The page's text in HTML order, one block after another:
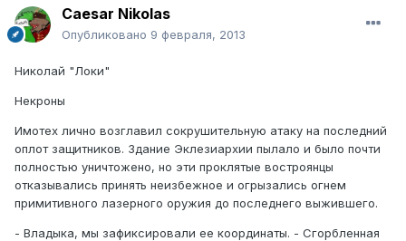
Caesar Nikolas
Опубликовано 9 февраля, 2013
Николай "Локи"
Некроны
Имотех лично возглавил сокрушительную атаку на последний
оплот защитников. Здание Эклезиархии пылало и было почти
полностью уничтожено, но эти проклятые востроянцы
отказывались принять неизбежное и огрызались огнем
примитивного лазерного оружия до последнего выжившего.
- Владыка, мы зафиксировали ее координаты. - Сгорбленная